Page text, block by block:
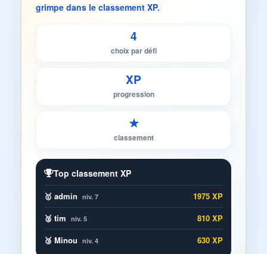
grimpe dans le classement XP.
4
choix par défi
XP
progression
★
classement
Top classement XP
🥇 admin niv. 7
1975 XP
🥈 tim niv. 5
810 XP
🥉 Minou niv. 4 630 XP